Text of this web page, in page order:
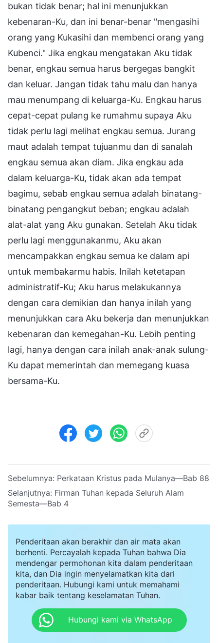
bukan tidak benar; hal ini menunjukkan
kebenaran-Ku, dan ini benar-benar "mengasihi
orang yang Kukasihi dan membenci orang yang
Kubenci." Jika engkau mengatakan Aku tidak
benar, engkau semua harus bergegas bangkit
dan keluar. Jangan tidak tahu malu dan hanya
mau menumpang di keluarga-Ku. Engkau harus
cepat-cepat pulang ke rumahmu supaya Aku
tidak perlu lagi melihat engkau semua. Jurang
maut adalah tempat tujuanmu dan di sanalah
engkau semua akan diam. Jika engkau ada
dalam keluarga-Ku, tidak akan ada tempat
bagimu, sebab engkau semua adalah binatang-
binatang pengangkut beban; engkau adalah
alat-alat yang Aku gunakan. Setelah Aku tidak
perlu lagi menggunakanmu, Aku akan
mencampakkan engkau semua ke dalam api
untuk membakarmu habis. Inilah ketetapan
administratif-Ku; Aku harus melakukannya
dengan cara demikian dan hanya inilah yang
menunjukkan cara Aku bekerja dan menunjukkan
kebenaran dan kemegahan-Ku. Lebih penting
lagi, hanya dengan cara inilah anak-anak sulung-
Ku dapat memerintah dan memegang kuasa
bersama-Ku.
Sebelumnya: Perkataan Kristus pada Mulanya—Bab 88
Selanjutnya: Firman Tuhan kepada Seluruh Alam
Semesta—Bab 4
Penderitaan akan berakhir dan air mata akan
berhenti. Percayalah kepada Tuhan bahwa Dia
mendengar permohonan kita dalam penderitaan
kita, dan Dia ingin menyelamatkan kita dari
penderitaan. Hubungi kami untuk memahami
kabar baik tentang keselamatan Tuhan.
Hubungi kami via WhatsApp